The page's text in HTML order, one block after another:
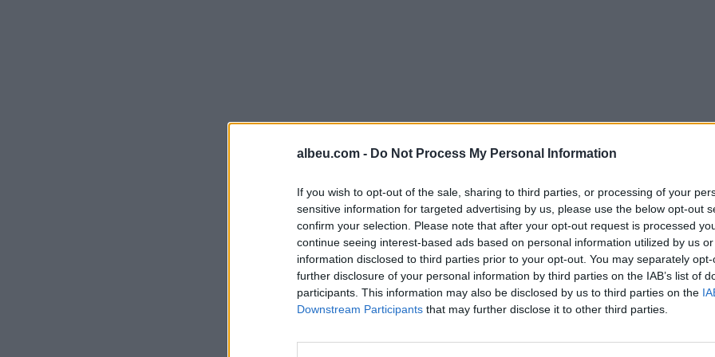
albeu.com - Do Not Process My Personal Information
If you wish to opt-out of the sale, sharing to third parties, or processing of your
sensitive information for targeted advertising by us, please use the below opt-out
confirm your selection. Please note that after your opt-out request is processed
continue seeing interest-based ads based on personal information utilized by us
information disclosed to third parties prior to your opt-out. You may separately
further disclosure of your personal information by third parties on the IAB’s list of
participants. This information may also be disclosed by us to third parties on the
Downstream Participants that may further disclose it to other third parties.